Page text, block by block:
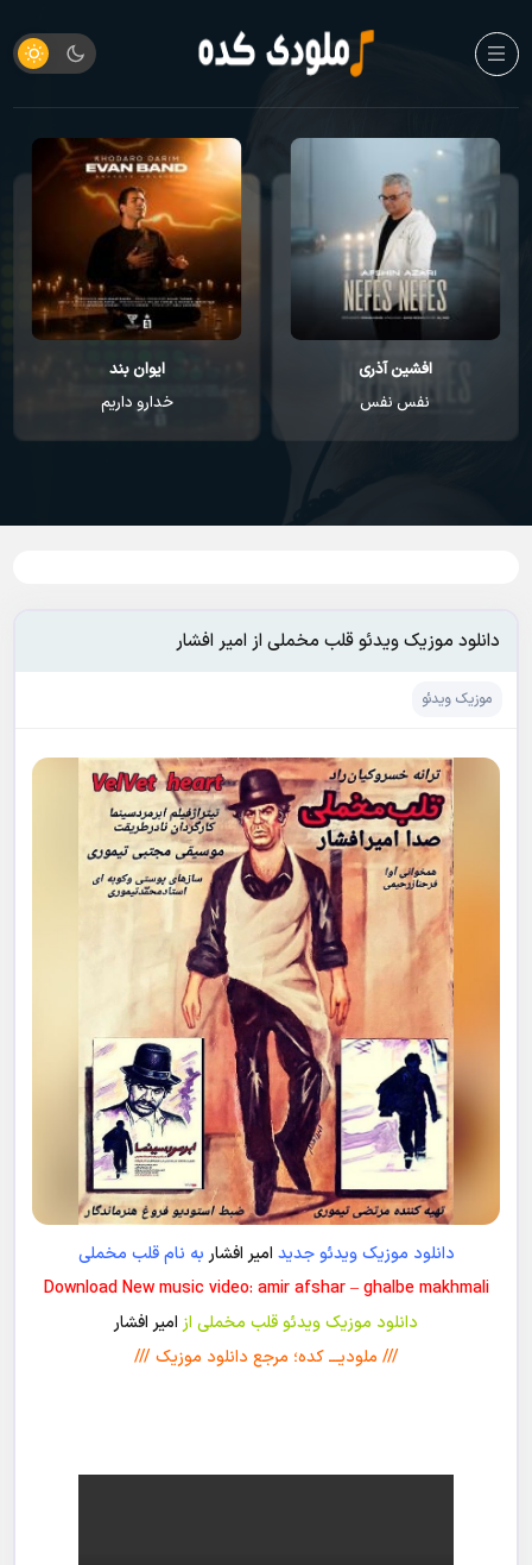
افشین آذری
نفس نفس
ایوان بند
خدارو داریم
دانلود موزیک ویدئو قلب مخملی از امیر افشار
موزیک ویدئو
دانلود موزیک ویدئو جدید امیر افشار به نام قلب مخملی
Download New music video: amir afshar – ghalbe makhmali
دانلود موزیک ویدئو قلب مخملی از امیر افشار
/// ملودیـــ کده؛ مرجع دانلود موزیک ///